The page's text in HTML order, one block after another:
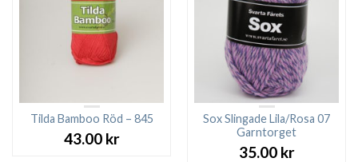
Tilda Bamboo Röd – 845
43.00 kr
Sox Slingade Lila/Rosa 07
Garntorget
35.00 kr